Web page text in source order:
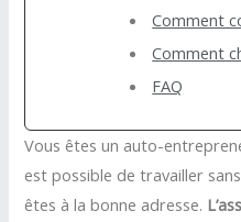
Comment
Comment
FAQ
Vous êtes un auto-
est possible de travailler
êtes à la bonne adresse.